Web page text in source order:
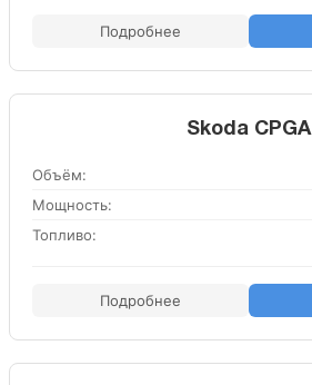
Подробнее
Skoda CPGA
Объём:
Мощность:
Топливо:
Подробнее